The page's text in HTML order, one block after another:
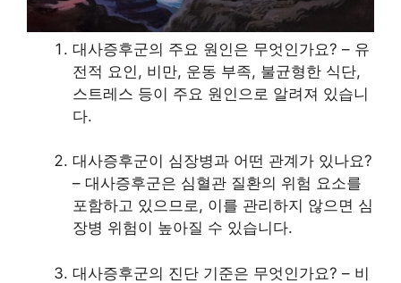
대사증후군의 주요 원인은 무엇인가요? – 유
전적 요인, 비만, 운동 부족, 불균형한 식단,
스트레스 등이 주요 원인으로 알려져 있습니
다.
대사증후군이 심장병과 어떤 관계가 있나요?
– 대사증후군은 심혈관 질환의 위험 요소를
포함하고 있으므로, 이를 관리하지 않으면 심
장병 위험이 높아질 수 있습니다.
대사증후군의 진단 기준은 무엇인가요? – 비